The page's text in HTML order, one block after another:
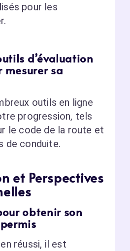
pour les
d’évaluation
mesurer sa
outils en ligne
progression, tels
le code de la route et
de conduite.
et Perspectives
obtenir son
réussi, il est